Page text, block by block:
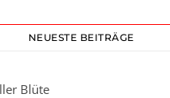
NEUESTE BEITRÄGE
Blüte